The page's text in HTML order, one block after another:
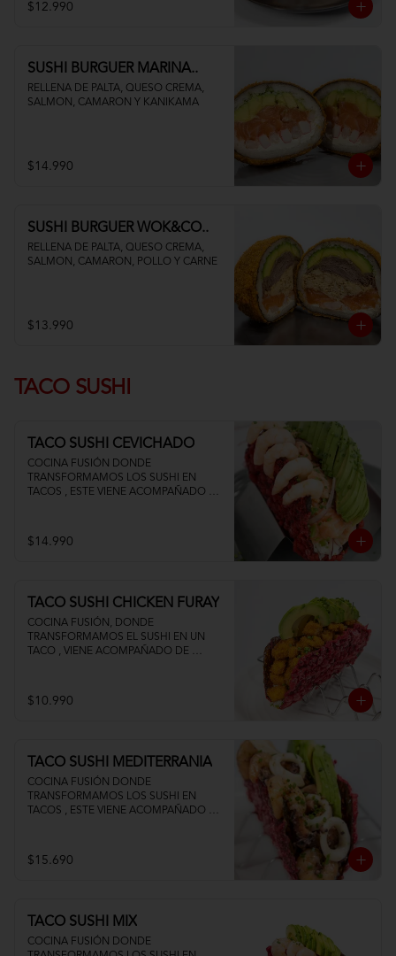
$12.990
SUSHI BURGUER MARINA..
RELLENA DE PALTA, QUESO CREMA,
SALMON, CAMARON Y KANIKAMA
$14.990
SUSHI BURGUER WOK&CO..
RELLENA DE PALTA, QUESO CREMA,
SALMON, CAMARON, POLLO Y CARNE
$13.990
TACO SUSHI
TACO SUSHI CEVICHADO
COCINA FUSIÓN DONDE
TRANSFORMAMOS LOS SUSHI EN
TACOS , ESTE VIENE ACOMPAÑADO DE
$14.990
TACO SUSHI CHICKEN FURAY
COCINA FUSIÓN, DONDE
TRANSFORMAMOS EL SUSHI EN UN
TACO , VIENE ACOMPAÑADO DE
$10.990
TACO SUSHI MEDITERRANIA
COCINA FUSIÓN DONDE
TRANSFORMAMOS LOS SUSHI EN
TACOS , ESTE VIENE ACOMPAÑADO DE
$15.690
TACO SUSHI MIX
COCINA FUSIÓN DONDE